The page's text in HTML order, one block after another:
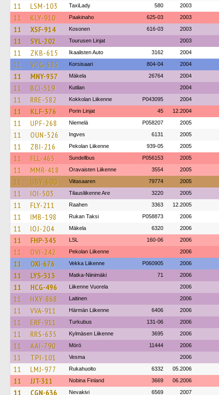
11 LSM-103 TaxiLady 580 2003
11 KLY-910 Paakinaho 625-03 2003
11 XSF-914 Kosonen 616-03 2003
11 SYL-202 Tourusen Linjat 2003
11 ZKB-615 Ikaalisten Auto 3162 2004
11 VOG-525 Korsisaari 804-04 2004
11 MNY-937 Mäkela 26764 2004
11 BCI-519 Kutilan 2004
11 RRE-582 Kokkolan Liikenne P043095 2004
11 KLF-376 Porin Linjat 45 12.2004
11 UPF-268 Niemelä P058207 2005
11 OUN-526 Ingves 6131 2005
11 ZBI-216 Pekolan Liikenne 939-05 2005
11 FLL-465 Sundellbus P056153 2005
11 MMR-418 Oravaisten Liikenne 3554 2005
11 UBY-600 Viitasaaren 79774 2005
11 IOI-503 Tilausliikenne Are 3220 2005
11 FLY-211 Raahen 3363 12.2005
11 IMB-198 Rukan Taksi P058873 2006
11 IOJ-204 Mäkela 6320 2006
11 FHP-345 LSL 160-06 2006
11 OVI-242 Pekolan Liikenne 2006
11 OXI-676 Vekka Liikenne P060905 2006
11 LYS-313 Matka-Niinimäki 71 2006
11 HCG-496 Liikenne Vuorela 2006
11 HXY-868 Laitinen 2006
11 VVA-911 Härmän Liikenne 6406 2006
11 ERF-911 Turkubus 131-06 2006
11 RRS-635 Kylmäsen Liikenne 3695 2006
11 AAI-790 Mörö 11444 2006
11 TPI-101 Vesma 2006
11 LMJ-977 Rukahuolto 6332 05.2006
11 JJT-311 Nobina Finland 3669 06.2006
11 CGN-636 Nevakivi 6569 2007